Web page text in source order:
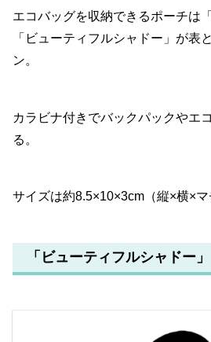
エコバッグを収納できるポーチは
「ビューティフルシャドー」が表
ン。
カラビナ付きでバックパックやエ
る。
サイズは約8.5×10×3cm（縦×横×マ
「ビューティフルシャドー」